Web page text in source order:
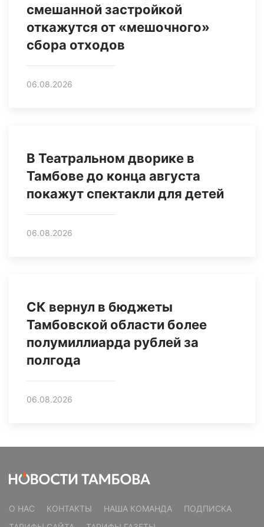
смешанной застройкой
откажутся от «мешочного»
сбора отходов
06.08.2026
В Театральном дворике в
Тамбове до конца августа
покажут спектакли для детей
06.08.2026
СК вернул в бюджеты
Тамбовской области более
полумиллиарда рублей за
полгода
06.08.2026
О НАС КОНТАКТЫ НАША КОМАНДА
ПОДПИСКА